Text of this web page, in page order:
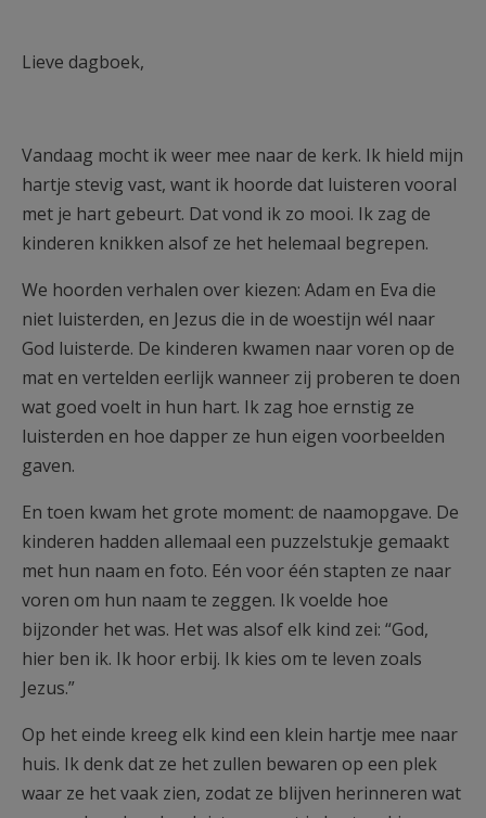
Lieve dagboek,
Vandaag mocht ik weer mee naar de kerk. Ik hield mijn
hartje stevig vast, want ik hoorde dat luisteren vooral
met je hart gebeurt. Dat vond ik zo mooi. Ik zag de
kinderen knikken alsof ze het helemaal begrepen.
We hoorden verhalen over kiezen: Adam en Eva die
niet luisterden, en Jezus die in de woestijn wél naar
God luisterde. De kinderen kwamen naar voren op de
mat en vertelden eerlijk wanneer zij proberen te doen
wat goed voelt in hun hart. Ik zag hoe ernstig ze
luisterden en hoe dapper ze hun eigen voorbeelden
gaven.
En toen kwam het grote moment: de naamopgave. De
kinderen hadden allemaal een puzzelstukje gemaakt
met hun naam en foto. Eén voor één stapten ze naar
voren om hun naam te zeggen. Ik voelde hoe
bijzonder het was. Het was alsof elk kind zei: “God,
hier ben ik. Ik hoor erbij. Ik kies om te leven zoals
Jezus.”
Op het einde kreeg elk kind een klein hartje mee naar
huis. Ik denk dat ze het zullen bewaren op een plek
waar ze het vaak zien, zodat ze blijven herinneren wat